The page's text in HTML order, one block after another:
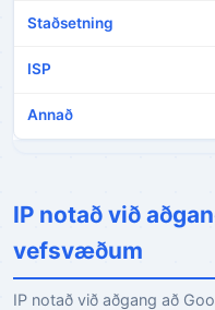
IP notað við
vefsvæðum
IP notað við aðgang að